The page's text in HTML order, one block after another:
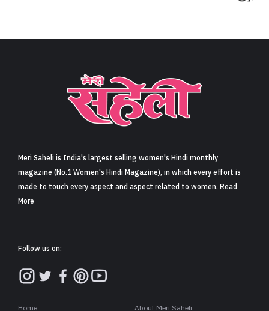
Meri Saheli is India's largest selling women's Hindi monthly
magazine (No.1 Women's Hindi Magazine), in which every effort is
made to touch every aspect and aspect related to women. Read
More
Follow us on:
Home About Meri Saheli